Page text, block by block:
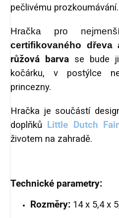
pečlivému prozkoumávání.
Hračka pro
certifikovaného dřeva
růžová barvase bude
kočárku, v postýlce
princezny.
Hračka je součástí
doplňků Little Dutch
životem na zahradě.
Technické parametry:
Rozměry: 14 x 5,4 x